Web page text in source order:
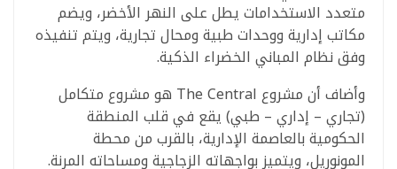
متعدد الاستخدامات يطل على النهر الأخضر، ويضم
مكاتب إدارية ووحدات طبية ومحال تجارية، ويتم تنفيذه
وفق نظام المباني الخضراء الذكية.
وأضاف أن مشروع The Central هو مشروع متكامل
(تجاري – إداري – طبي) يقع في قلب المنطقة
الحكومية بالعاصمة الإدارية، بالقرب من محطة
المونوريل، ويتميز بواجهاته الزجاجية ومساحاته المرنة.